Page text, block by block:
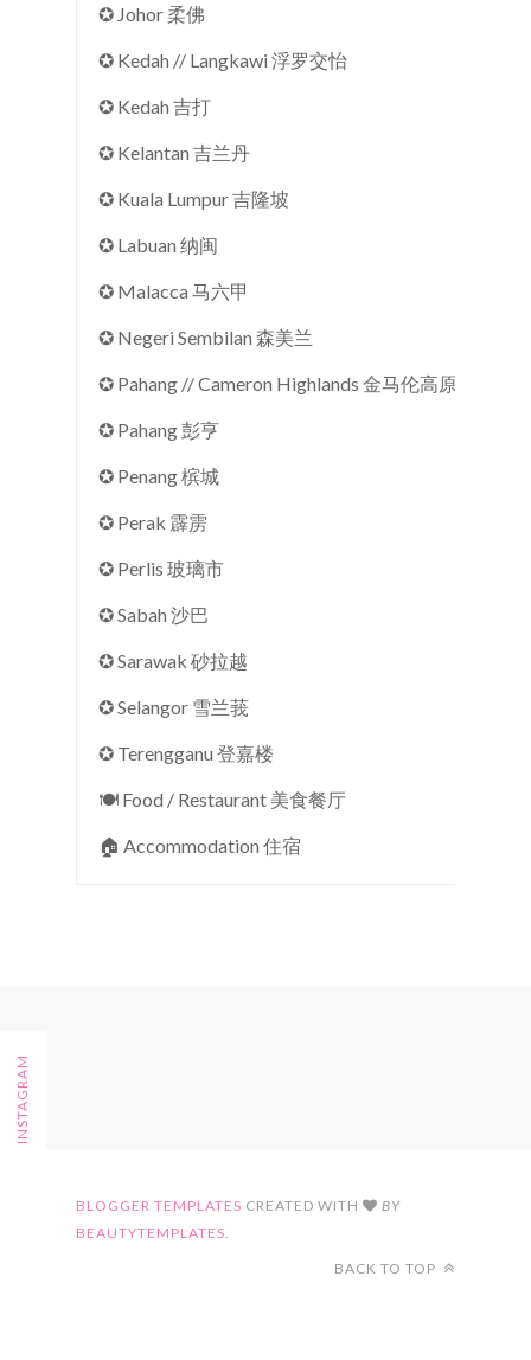
✪ Johor 柔佛
✪ Kedah // Langkawi 浮罗交怡
✪ Kedah 吉打
✪ Kelantan 吉兰丹
✪ Kuala Lumpur 吉隆坡
✪ Labuan 纳闽
✪ Malacca 马六甲
✪ Negeri Sembilan 森美兰
✪ Pahang // Cameron Highlands 金马伦高原
✪ Pahang 彭亨
✪ Penang 槟城
✪ Perak 霹雳
✪ Perlis 玻璃市
✪ Sabah 沙巴
✪ Sarawak 砂拉越
✪ Selangor 雪兰莪
✪ Terengganu 登嘉楼
🍽 Food / Restaurant 美食餐厅
🏠︎ Accommodation 住宿
FOLLOW ON INSTAGRAM BLOGGER TEMPLATES CREATED WITH
BY
BEAUTYTEMPLATES
BACK TO TOP